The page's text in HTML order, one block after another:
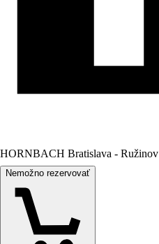
HORNBACH Bratislava - Ružinov
Nemožno rezervovať